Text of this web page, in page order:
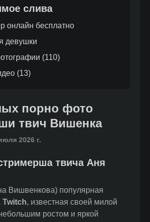
слива
онлайн бесплатно
девушки
(110)
(13)
порно фото
твич Вишенка
2026 г.
твича Аня
Вишвенкова) популярная
Twitch, известная своей милой
ростом и яркой